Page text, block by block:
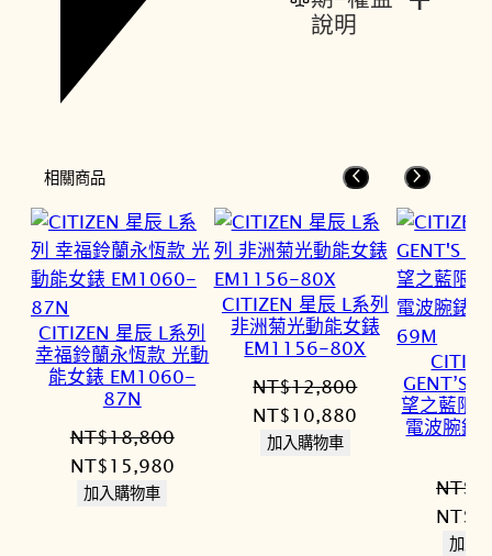
說明
相關商品
CITIZEN 星辰 L系列
幸福鈴蘭永恆款 光動
能女錶 EM1060-
87N
NT$18,800
原
始
NT$15,980目
加入購物車
CITIZEN 星辰 L系列
非洲菊光動能女錶
EM1156-80X
NT$12,800
原
始
NT$10,880
NT$10,880。
加入購物車
GENT’S
望之藍限
電波腕
NT$
原
始
NT$
加入